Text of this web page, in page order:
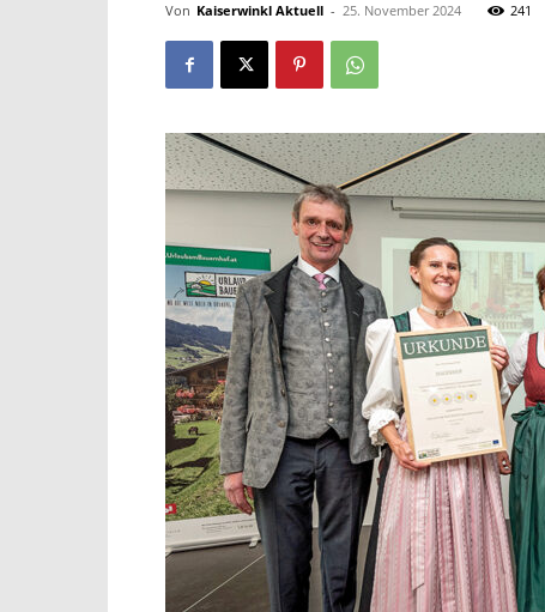
Von Kaiserwinkl Aktuell - 25. November 2024 241